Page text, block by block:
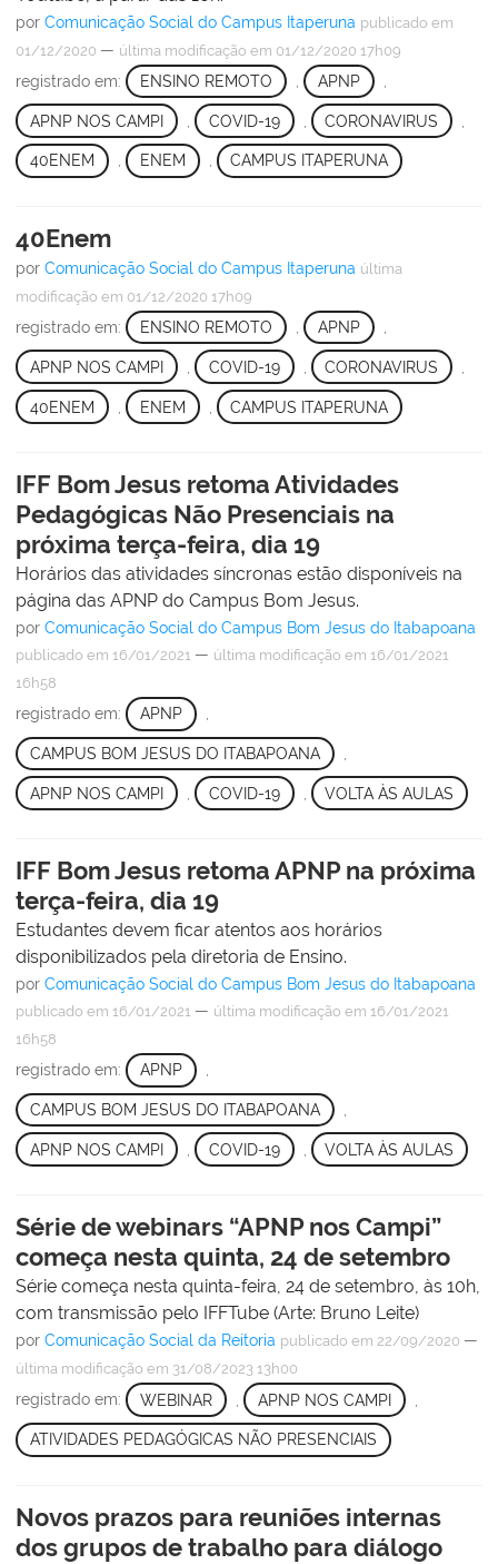
por Comunicação Social do Campus Itaperuna publicado em
01/12/2020 — última modificação em 01/12/2020 17h09
registrado em: ENSINO REMOTO APNP
APNP NOS CAMPI COVID-19 CORONAVIRUS
40ENEM , ENEM , CAMPUS ITAPERUNA
40Enem
por Comunicação Social do Campus Itaperuna última
modificação em 01/12/2020 17h09
registrado em: ENSINO REMOTO APNP
APNP NOS CAMPI COVID-19 CORONAVIRUS
40ENEM ENEM CAMPUS ITAPERUNA
IFF Bom Jesus retoma Atividades
Pedagógicas Não Presenciais na
próxima terça-feira, dia 19
Horários das atividades síncronas estão disponíveis na
página das APNP do Campus Bom Jesus.
por Comunicação Social do Campus Bom Jesus do Itabapoana
publicado em 16/01/2021 — última modificação em 16/01/2021
16h58
registrado em: APNP ,
CAMPUS BOM JESUS DO ITABAPOANA
APNP NOS CAMPI COVID-19 VOLTA ÀS AULAS
IFF Bom Jesus retoma APNP na próxima
terça-feira, dia 19
Estudantes devem ficar atentos aos horários
disponibilizados pela diretoria de Ensino.
por Comunicação Social do Campus Bom Jesus do Itabapoana
publicado em 16/01/2021 — última modificação em 16/01/2021
16h58
registrado em: APNP ,
CAMPUS BOM JESUS DO ITABAPOANA
APNP NOS CAMPI COVID-19 VOLTA ÀS AULAS
Série de webinars “APNP nos Campi”
começa nesta quinta, 24 de setembro
Série começa nesta quinta-feira, 24 de setembro, às 10h,
com transmissão pelo IFFTube (Arte: Bruno Leite)
por Comunicação Social da Reitoria publicado em 22/09/2020 —
última modificação em 31/08/2023 13h00
registrado em: WEBINAR APNP NOS CAMPI
ATIVIDADES PEDAGÓGICAS NÃO PRESENCIAIS
Novos prazos para reuniões internas
dos grupos de trabalho para diálogo